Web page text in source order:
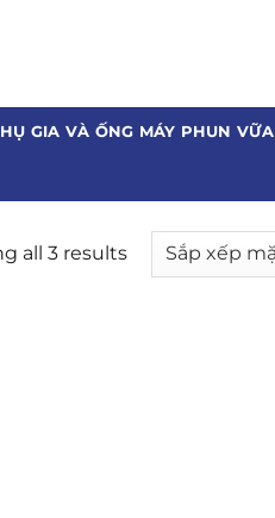
GIA VÀ ỐNG MÁY PHUN VỮA
all 3 results